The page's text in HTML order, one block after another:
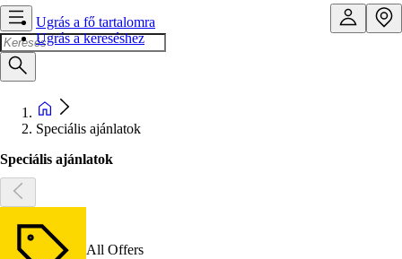
Ugrás a fő tartalomra
Ugrás a kereséshez
Speciális ajánlatok
Speciális ajánlatok
All Offers